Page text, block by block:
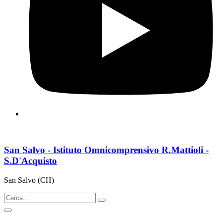
San Salvo - Istituto Omnicomprensivo R.Mattioli -
S.D'Acquisto
San Salvo (CH)